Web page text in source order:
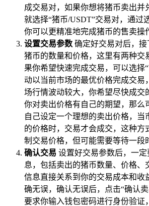
成交易对，如果你想将猪币卖出并
就选择“猪币/USDT”交易对，通过
你可以更精准地完成猪币的售卖操
设置交易参数 确定好交易对后，
猪币的数量和价格，这里有两种交
果你希望快速完成交易，可以选择
动以当前市场的最优价格完成交易
场行情波动较大，你希望尽快成交
你对卖出价格有自己的期望，那么
自己设定一个理想的卖出价格，当
的价格时，交易才会成交，这种方
制交易价格，但可能需要等待一段
确认交易 设置好交易参数后，一
息，包括卖出的猪币数量、价格、
信息直接关系到你的交易成本和收
确无误，确认无误后，点击“确认
要求你输入钱包密码进行身份验证